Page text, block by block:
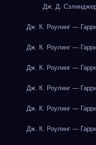
Дж. Д.
Дж. К. Роулинг —
Дж. К. Роулинг —
Дж. К. Роулинг —
Дж. К. Роулинг —
Дж. К. Роулинг —
Дж. К. Роулинг —